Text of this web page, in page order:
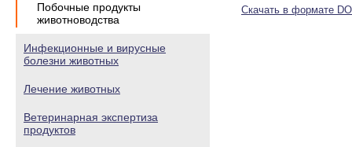
Побочные продукты
животноводства
Инфекционные и вирусные
болезни животных
Лечение животных
Ветеринарная экспертиза
продуктов
Скачать в формате